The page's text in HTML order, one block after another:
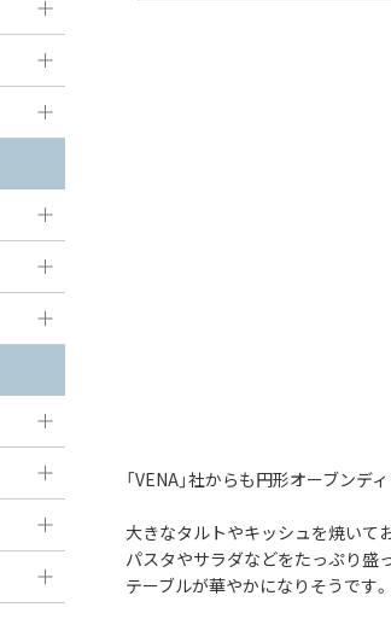
「VENA」社からも円形オーブンデ
大きなタルトやキッシュを焼いて
パスタやサラダなどをたっぷり盛
テーブルが華やかになりそうです。